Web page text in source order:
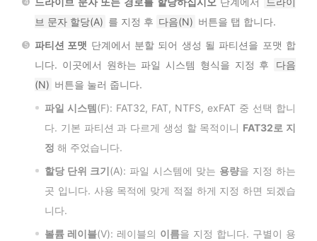
브 문자 할당(A) 를 지정 후 다음(N) 버튼을 탭 합니다.
파티션 포맷 단계에서 분할 되어 생성 될 파티션을 포맷 합
니다. 이곳에서 원하는 파일 시스템 형식을 지정 후
다음
(N) 버튼을 눌러 줍니다.
파일 시스템(F): FAT32, FAT, NTFS, exFAT 중 선택 합니
다. 기본 파티션 과 다르게 생성 할 목적이니 FAT32로 지
정 해 주었습니다.
할당 단위 크기(A): 파일 시스템에 맞는 용량을 지정 하는
곳 입니다. 사용 목적에 맞게 적절 하게 지정 하면 되겠습
니다.
볼륨 레이블(V): 레이블의 이름을 지정 합니다. 구별이 용